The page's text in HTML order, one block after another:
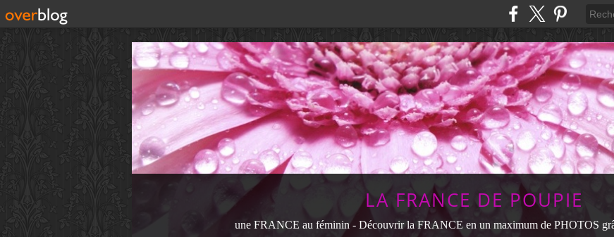
LA FRANCE DE POUPIE
une FRANCE au féminin - Découvrir la FRANCE en un maximum de PHOTOS